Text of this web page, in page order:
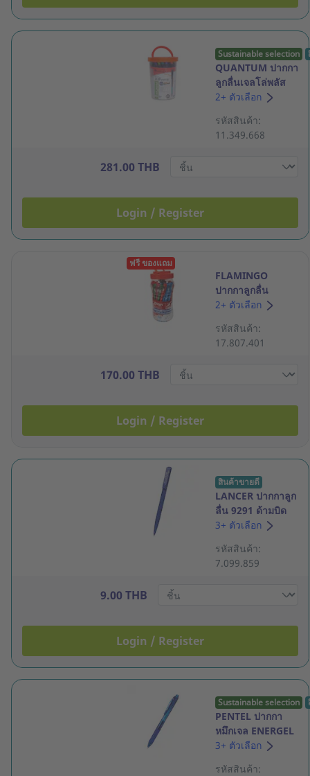
Sustainable selection
QUANTUM ปากกา
ลูกลื่นเจลโล่พลัส
X5 สีน้ำเงิน แพ็ค
2+ ตัวเลือก
รหัสสินค้า:
11.349.668
281.00 THB
Login / Register
ฟรี ของแถม
FLAMINGO
ปากกาลูกลื่น
0.5มม. สีน้ำเงิน
2+ ตัวเลือก
รหัสสินค้า:
17.807.401
170.00 THB
Login / Register
สินค้าขายดี
LANCER ปากกาลูก
ลื่น 9291 ด้ามบิด
0.5มม. น้ำเงิน
3+ ตัวเลือก
รหัสสินค้า:
7.099.859
9.00 THB
Login / Register
Sustainable selection
PENTEL ปากกา
หมึกเจล ENERGEL
X BLN105 ด้ามกด
3+ ตัวเลือก
รหัสสินค้า: